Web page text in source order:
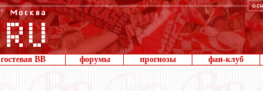
гостевая ВВ форумы прогнозы фан-клуб